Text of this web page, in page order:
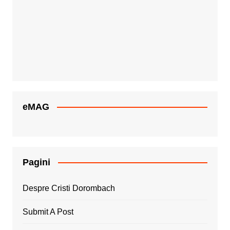
eMAG
Pagini
Despre Cristi Dorombach
Submit A Post